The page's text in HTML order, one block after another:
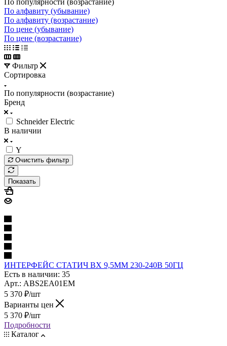
По алфавиту (убывание)
По алфавиту (возрастание)
По цене (убывание)
По цене (возрастание)
Фильтр
Сортировка
По популярности (возрастание)
Бренд
Schneider Electric
В наличии
Y
Очистить фильтр
Показать
ИНТЕРФЕЙС СТАТИЧ ВХ 9,5ММ 230-240В 50ГЦ
Есть в наличии: 35
Арт.: ABS2EA01EM
5 370 ₽/шт
Варианты цен
5 370 ₽/шт
Подробности
Каталог